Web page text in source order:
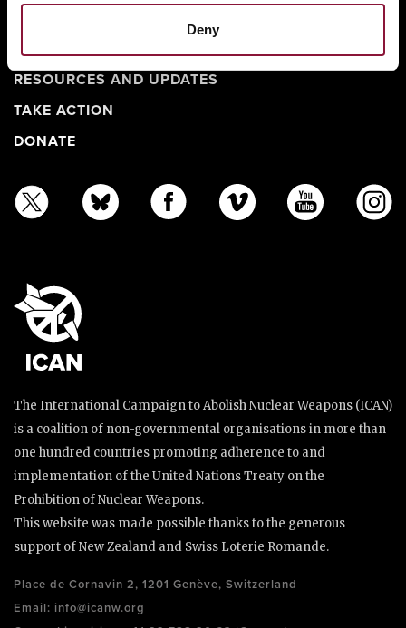
Deny
BANNING NUCLEAR WEAPONS
RESOURCES AND UPDATES
TAKE ACTION
DONATE
The International Campaign to Abolish Nuclear Weapons (ICAN)
is a coalition of non-governmental organisations in more than
one hundred countries promoting adherence to and
implementation of the United Nations Treaty on the
Prohibition of Nuclear Weapons.
This website was made possible thanks to the generous
support of New Zealand and Swiss Loterie Romande.
Place de Cornavin 2, 1201 Genève, Switzerland
Email: info@icanw.org